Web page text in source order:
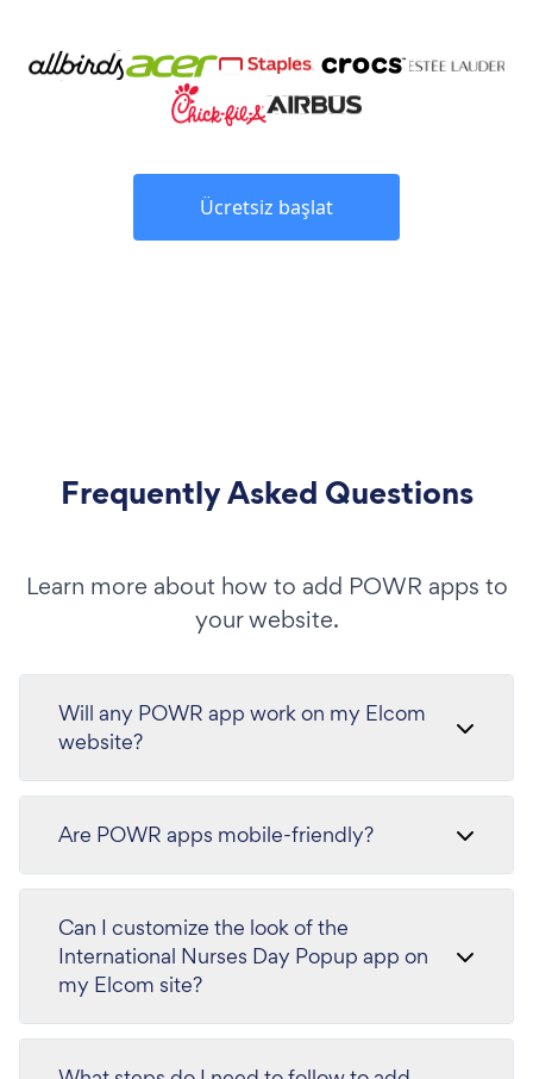
Ücretsiz başlat
Frequently Asked Questions
Learn more about how to add POWR apps to
your website.
Will any POWR app work on my Elcom
website?
Are POWR apps mobile-friendly?
Can I customize the look of the
International Nurses Day Popup app on
my Elcom site?